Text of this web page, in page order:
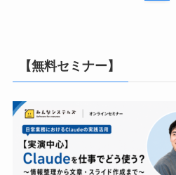
【無料セミナー】